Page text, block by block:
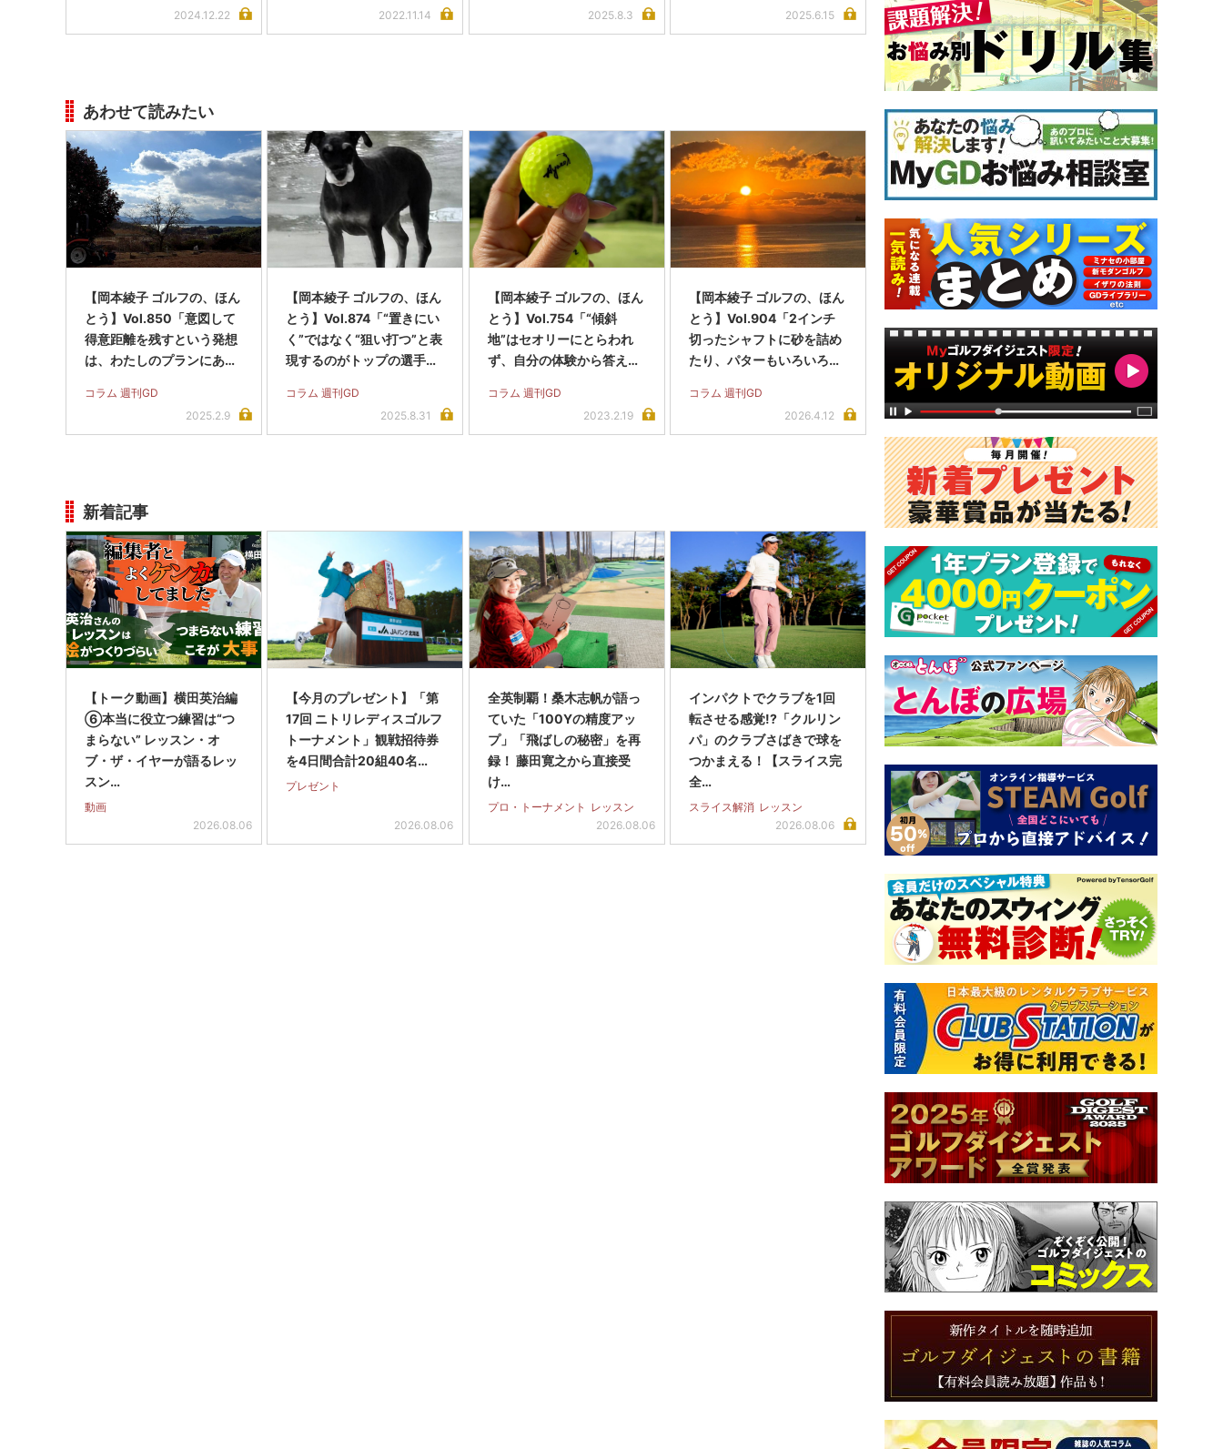
2024.12.22 2022.11.14 2025.8.3
2025.6.15
あわせて読みたい
【岡本綾子 ゴルフの、ほん
とう】Vol.850「意図して
得意距離を残すという発想
は、わたしのプランにあり
コラム 週刊GD
2025.2.9
【岡本綾子 ゴルフの、ほん
とう】Vol.874「“置きにい
く”ではなく“狙い打つ”と表
現するのがトップの選手だ
コラム 週刊GD
2025.8.31
【岡本綾子 ゴルフの、ほん
とう】Vol.754「“傾斜
地”はセオリーにとらわれ
ず、自分の体験から答えを
コラム 週刊GD
2023.2.19
【岡本綾子 ゴルフの、ほん
とう】Vol.904「2インチ
切ったシャフトに砂を詰め
たり、パターもいろいろ工
コラム 週刊GD
2026.4.12
新着記事
【トーク動画】横田英治編
⑥本当に役立つ練習は“つ
まらない” レッスン・オ
ブ・ザ・イヤーが語るレッ
スン…
動画
2026.08.06
【今月のプレゼント】「第
17回 ニトリレディスゴルフ
トーナメント」観戦招待券
を4日間合計20組40名…
プレゼント
2026.08.06
全英制覇！桑木志帆が語っ
ていた「100Yの精度アッ
プ」「飛ばしの秘密」を再
録！ 藤田寛之から直接受
け…
プロ・トーナメント レッスン
2026.08.06
インパクトでクラブを1回
転させる感覚!?「クルリン
パ」のクラブさばきで球を
つかまえる！【スライス完
全…
スライス解消 レッスン
2026.08.06